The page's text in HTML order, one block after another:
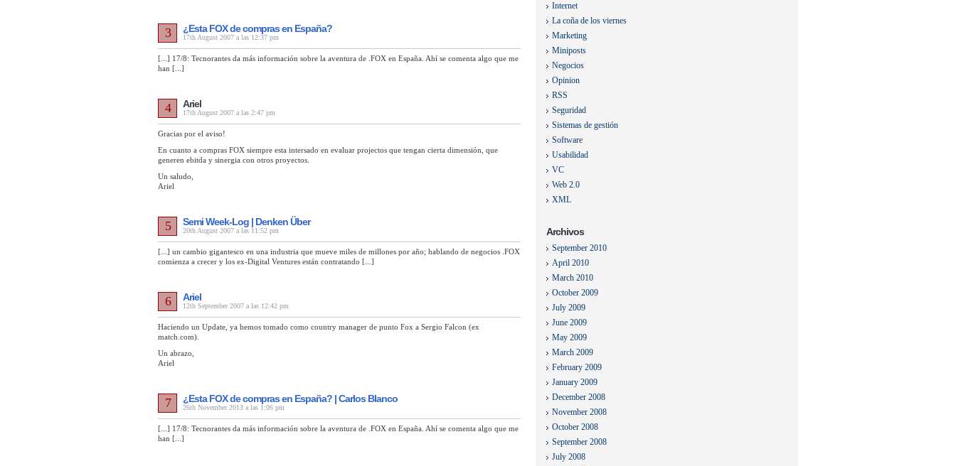
¿Esta FOX de compras en España?
17th August 2007 a las 12:37 pm
3
[...] 17/8: Tecnorantes da más información sobre la aventura de .FOX en España. Ahí se comenta algo que me
han [...]
Ariel
17th August 2007 a las 2:47 pm
4
Gracias por el aviso!
En cuanto a compras FOX siempre esta intersado en evaluar projectos que tengan cierta dimensión, que
generen ebitda y sinergia con otros proyectos.
Un saludo,
Ariel
Semi Week-Log | Denken Über
20th August 2007 a las 11:52 pm
5
[...] un cambio gigantesco en una industria que mueve miles de millones por año; hablando de negocios .FOX
comienza a crecer y los ex-Digital Ventures están contratando [...]
Ariel
12th September 2007 a las 12:42 pm
6
Haciendo un Update, ya hemos tomado como country manager de punto Fox a Sergio Falcon (ex
match.com).
Un abrazo,
Ariel
¿Esta FOX de compras en España? | Carlos Blanco
26th November 2013 a las 1:06 pm
7
[...] 17/8: Tecnorantes da más información sobre la aventura de .FOX en España. Ahí se comenta algo que me
han [...]
Internet
La coña de los viernes
Marketing
Miniposts
Negocios
Opinion
RSS
Seguridad
Sistemas de gestión
Software
Usabilidad
VC
Web 2.0
XML
Archivos
September 2010
April 2010
March 2010
October 2009
July 2009
June 2009
May 2009
March 2009
February 2009
January 2009
December 2008
November 2008
October 2008
September 2008
July 2008